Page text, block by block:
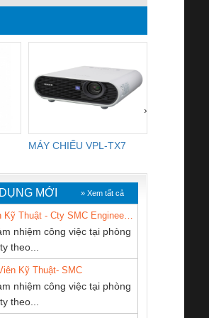
MÁY CHIẾU VPL-TX7
›
sát chuỗi
pin
16I+
Bộ giám sát dòng
TRANSCLINIC 16I+
TY CỔ
TỰ ĐỘNG
HƯNG
CÔNG TY TNHH
DỊCH VỤ XNK
MỚI » Xem tất cả
nhiệm công việc tại phòng
theo...
Kỹ Thuật- SMC
nhiệm công việc tại phòng
theo...